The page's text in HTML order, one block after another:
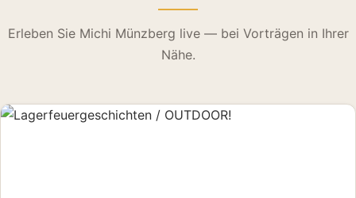
Erleben Sie Michi Münzberg live — bei Vorträgen in Ihrer
Nähe.